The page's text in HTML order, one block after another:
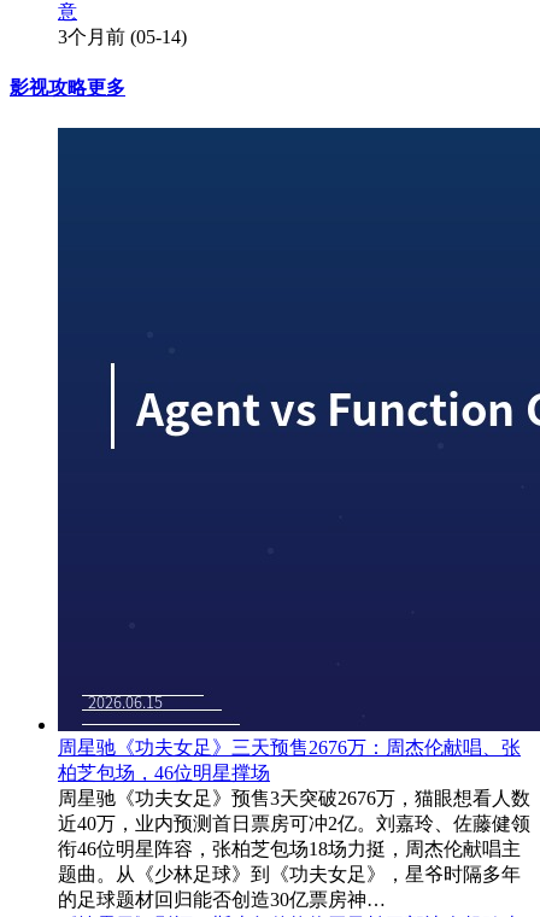
意
3个月前 (05-14)
影视攻略更多
周星驰《功夫女足》三天预售2676万：周杰伦献唱、张
柏芝包场，46位明星撑场
周星驰《功夫女足》预售3天突破2676万，猫眼想看人数
近40万，业内预测首日票房可冲2亿。刘嘉玲、佐藤健领
衔46位明星阵容，张柏芝包场18场力挺，周杰伦献唱主
题曲。从《少林足球》到《功夫女足》，星爷时隔多年
的足球题材回归能否创造30亿票房神…